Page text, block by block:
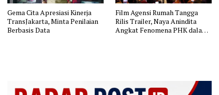
Gema Cita Apresiasi Kinerja
TransJakarta, Minta Penilaian
Berbasis Data
Film Agensi Rumah Tangga
Rilis Trailer, Naya Anindita
Angkat Fenomena PHK dalam